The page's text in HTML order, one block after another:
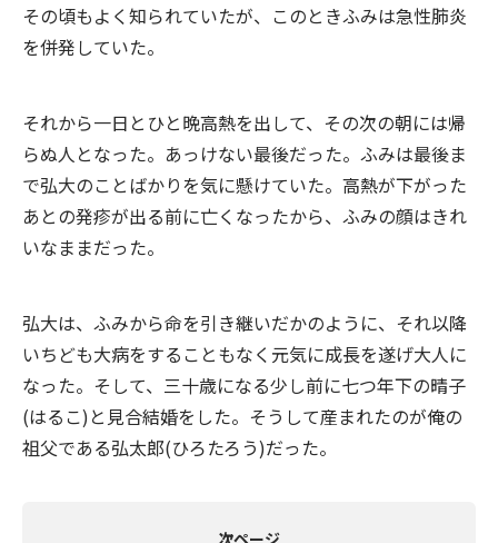
その頃もよく知られていたが、このときふみは急性肺炎
を併発していた。
それから一日とひと晩高熱を出して、その次の朝には帰
らぬ人となった。あっけない最後だった。ふみは最後ま
で弘大のことばかりを気に懸けていた。高熱が下がった
あとの発疹が出る前に亡くなったから、ふみの顔はきれ
いなままだった。
弘大は、ふみから命を引き継いだかのように、それ以降
いちども大病をすることもなく元気に成長を遂げ大人に
なった。そして、三十歳になる少し前に七つ年下の晴子
(はるこ)と見合結婚をした。そうして産まれたのが俺の
祖父である弘太郎(ひろたろう)だった。
次ページ